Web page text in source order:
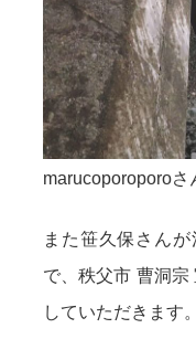
marucoporoporoさ
また笹久保さん
で、秩父市 曹洞
していただきます。